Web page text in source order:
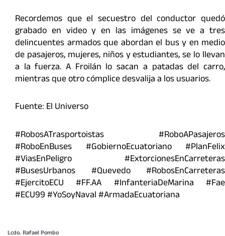
Recordemos que el secuestro del conductor quedó
grabado en video y en las imágenes se ve a tres
delincuentes armados que abordan el bus y en medio
de pasajeros, mujeres, niños y estudiantes, se lo llevan
a la fuerza. A Froilán lo sacan a patadas del carro,
mientras que otro cómplice desvalija a los usuarios.
Fuente: El Universo
#RobosATrasportoistas #RoboAPasajeros
#RoboEnBuses #GobiernoEcuatoriano #PlanFelix
#ViasEnPeligro #ExtorcionesEnCarreteras
#BusesUrbanos #Quevedo #RobosEnCarreteras
#EjercitoECU #FF.AA #InfanteriaDeMarina #Fae
#ECU99 #YoSoyNaval #ArmadaEcuatoriana
Lcdo. Rafael Pombo